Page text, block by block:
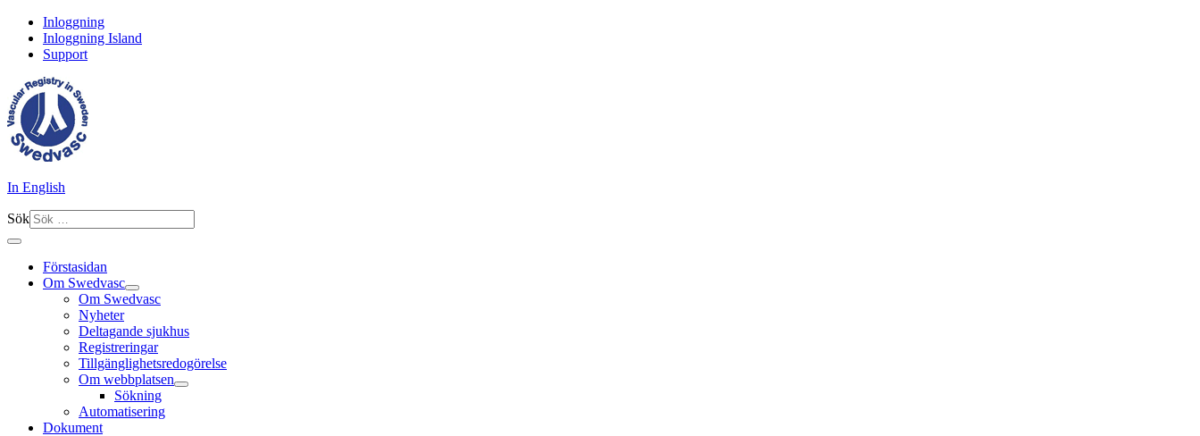
Inloggning
Inloggning Island
Support
In English
Sök
Förstasidan
Om Swedvasc
Om Swedvasc
Nyheter
Deltagande sjukhus
Registreringar
Tillgänglighetsredogörelse
Om webbplatsen
Sökning
Automatisering
Dokument